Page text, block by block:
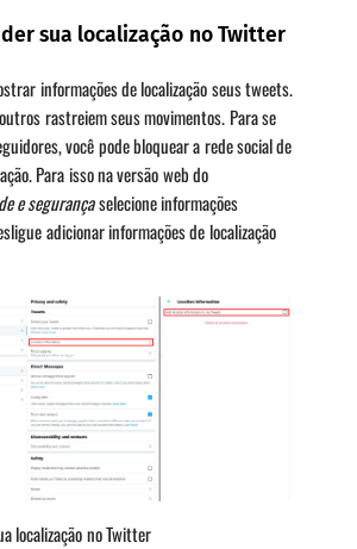
sua localização no Twitter
informações de localização seus tweets.
rastreiem seus movimentos. Para se
você pode bloquear a rede social de
Para isso na versão web do
e segurançaselecione informações
adicionar informações de localização
localização no Twitter